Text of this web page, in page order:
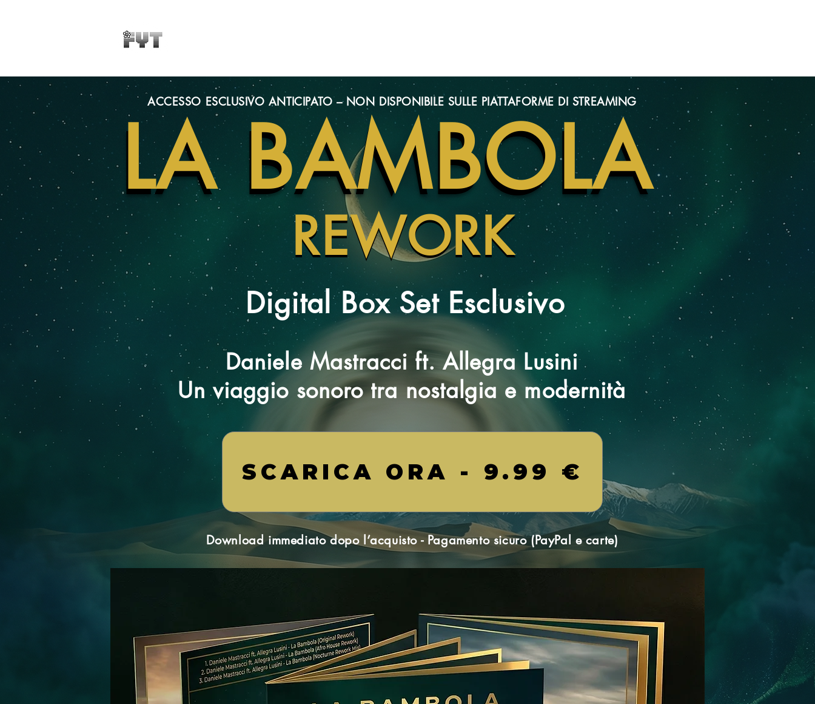
LA BAMBOLA
REWORK
LA BAMBOLA
REWORK
ACCESSO ESCLUSIVO ANTICIPATO – NON DISPONIBILE SULLE PIATTAFORME DI STREAMING
Digital Box Set Esclusivo
Daniele Mastracci ft. Allegra Lusini
Un viaggio sonoro tra nostalgia e modernità
SCARICA ORA - 9.99 €
Download immediato dopo l’acquisto - Pagamento sicuro (PayPal e carte)